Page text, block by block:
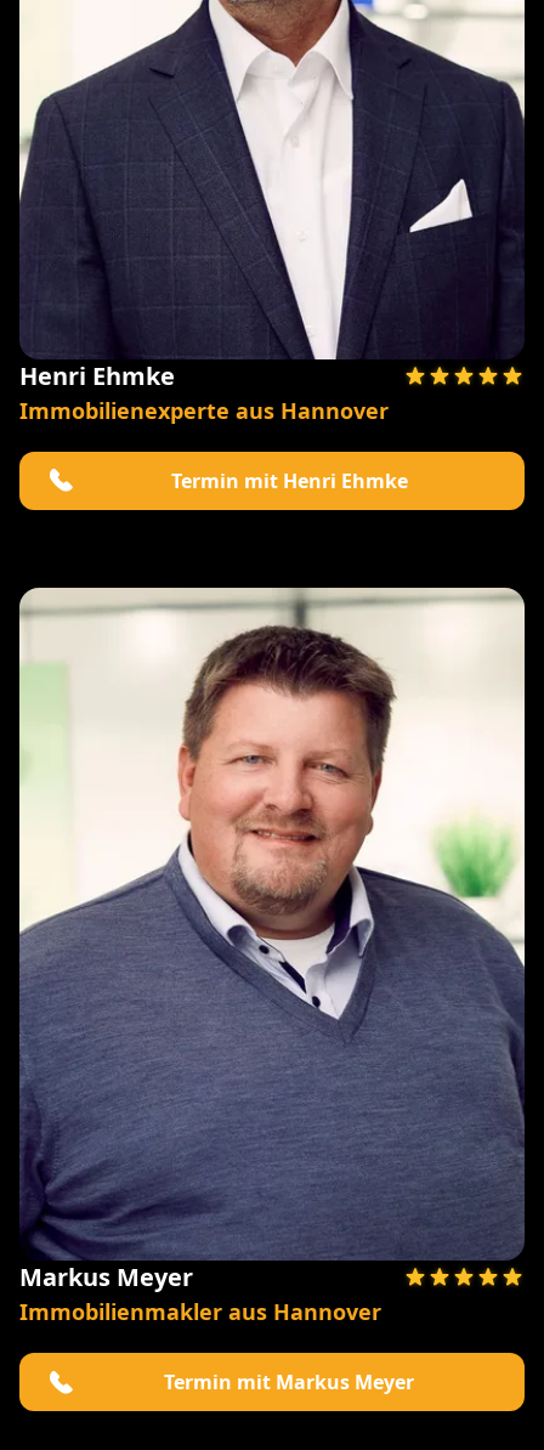
Henri Ehmke
Immobilienexperte aus Hannover
Termin mit Henri Ehmke
Markus Meyer
Immobilienmakler aus Hannover
Termin mit Markus Meyer